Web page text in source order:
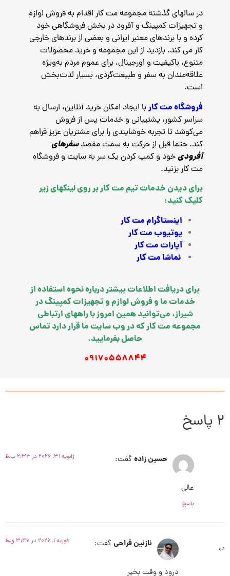
در سالهای گذشته مجموعه مت کار اقدام به فروش لوازم
و تجهیزات کمپینگ و آفرود در بخش فروشگاهی خود
کرده و با برندهای معتبر ایرانی و بعضی از برندهای خارجی
کار می کند. بازدید از این مجموعه و خرید محصولات
متنوع، باکیفیت و اورجینال، برای عموم مردم به‌ویژه
علاقه‌مندان به سفر و طبیعت‌گردی، بسیار لذت‌بخش
است.
فروشگاه مت کار با ایجاد امکان خرید آنلاین، ارسال به
سراسر کشور، پشتیبانی و خدمات پس از فروش
می‌کوشد تا تجربه خوشایندی را برای مشتریان عزیز فراهم
کند. حتما قبل از حرکت به سمت مقصدسفرهای
آفرودیخود و کمپ کردن یک سر به سایت و فروشگاه
مت کار بزنید.
برای دیدن خدمات تیم مت کار بر روی لینکهای زیر
کلیک کنید:
اینستاگرام مت کار
یوتیوب مت کار
آپارات مت کار
نماشا مت کار
برای دریافت اطلاعات بیشتر درباره نحوه استفاده از
خدمات ما و فروش لوازم و تجهیزات کمپینگ در
شیراز، می‌توانید همین امروز با راههای ارتباطی
مجموعه مت کار که در وب سایت ما قرار دارد تماس
حاصل بفرمایید.
09170558844
2 پاسخ
حسین زادهگفت: ژانویه 31, 2026 در 2:34 ب.ظ
عالی
پاسخ
نازنین فراحیگفت: فوریه 1, 2026 در 3:46 ق.ظ
درود و وقت بخیر